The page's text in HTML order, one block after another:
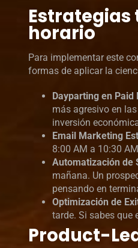
horario
Para implementar este
formas de aplicar la
Dayparting en Paid
más agresivo en
inversión
Email Marketing
8:00 AM a 10:30
Automatización de
mañana. Un
pensando en
Optimización de
tarde. Si sabes que
Product-